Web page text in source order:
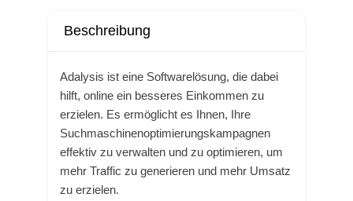
Adalysis ist eine Softwarelösung, die dabei
hilft, online ein besseres Einkommen zu
erzielen. Es ermöglicht es Ihnen, Ihre
Suchmaschinenoptimierungskampagnen
effektiv zu verwalten und zu optimieren, um
mehr Traffic zu generieren und mehr Umsatz
zu erzielen.